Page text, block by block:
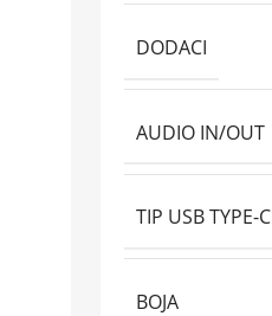
DODACI
AUDIO IN/OUT
TIP USB TYPE-C
BOJA